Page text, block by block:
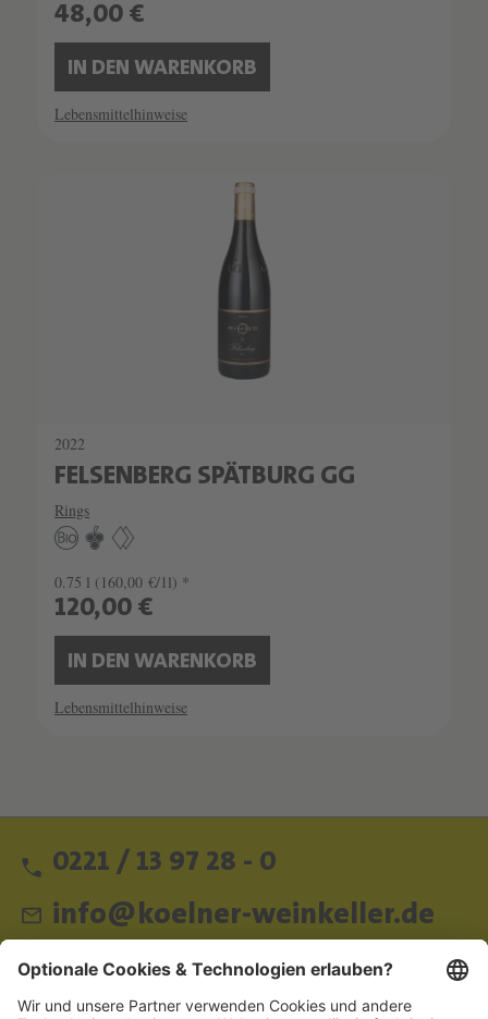
48,00 €
IN DEN WARENKORB
Lebensmittelhinweise
2022
FELSENBERG SPÄTBURG GG
Rings
0.75 l (160,00 €/1l) *
120,00 €
IN DEN WARENKORB
Lebensmittelhinweise
0221 / 13 97 28 - 0
info@koelner-weinkeller.de
Schnellzugriff